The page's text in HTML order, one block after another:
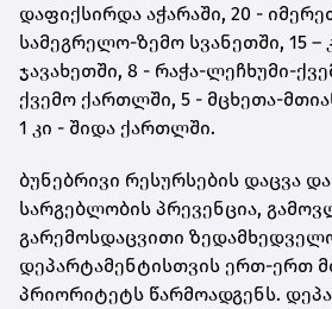
დაფიქსირდა აჭარაში, 20 -
სამეგრელო-ზემო სვანეთში, 15 –
ჯავახეთში, 8 - რაჭა-ლეჩხუმი-
ქვემო ქართლში, 5 - მცხეთა-
1 კი - შიდა ქართლში.
ბუნებრივი რესურსების დაცვა
სარგებლობის პრევენცია,
გარემოსდაცვითი
დეპარტამენტისთვის ერთ-ერთ
პრიორიტეტს წარმოადგენს.